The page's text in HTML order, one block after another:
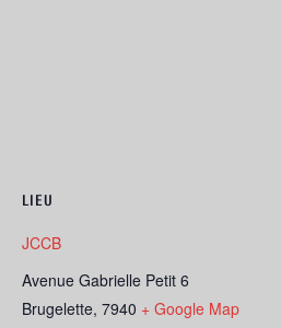
LIEU
JCCB
Avenue Gabrielle Petit 6
Brugelette, 7940 + Google Map